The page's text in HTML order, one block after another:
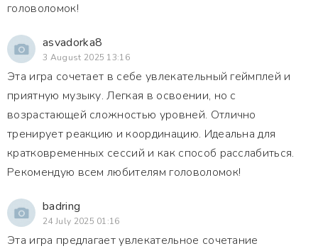
головоломок!
asvadorka8
3 August 2025 13:16
Эта игра сочетает в себе увлекательный геймплей и
приятную музыку. Легкая в освоении, но с
возрастающей сложностью уровней. Отлично
тренирует реакцию и координацию. Идеальна для
кратковременных сессий и как способ расслабиться.
Рекомендую всем любителям головоломок!
badring
24 July 2025 01:16
Эта игра предлагает увлекательное сочетание